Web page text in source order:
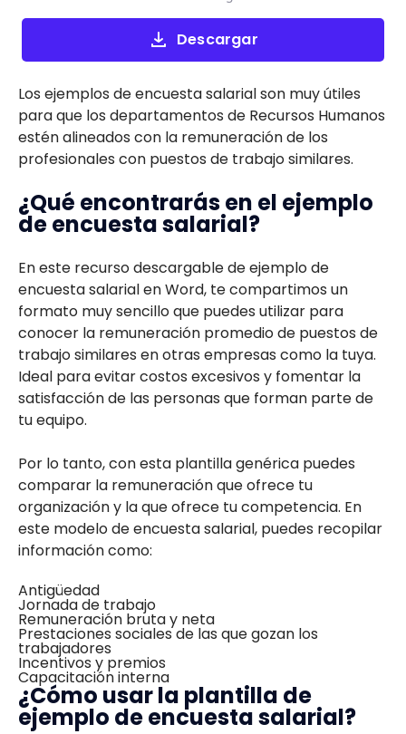
Descargar
Los ejemplos de encuesta salarial son muy útiles
para que los departamentos de Recursos Humanos
estén alineados con la remuneración de los
profesionales con puestos de trabajo similares.
¿Qué encontrarás en el ejemplo
de encuesta salarial?
En este recurso descargable de ejemplo de
encuesta salarial en Word, te compartimos un
formato muy sencillo que puedes utilizar para
conocer la remuneración promedio de puestos de
trabajo similares en otras empresas como la tuya.
Ideal para evitar costos excesivos y fomentar la
satisfacción de las personas que forman parte de
tu equipo.
Por lo tanto, con esta plantilla genérica puedes
comparar la remuneración que ofrece tu
organización y la que ofrece tu competencia. En
este modelo de encuesta salarial, puedes recopilar
información como:
Antigüedad
Jornada de trabajo
Remuneración bruta y neta
Prestaciones sociales de las que gozan los
trabajadores
Incentivos y premios
Capacitación interna
¿Cómo usar la plantilla de
ejemplo de encuesta salarial?